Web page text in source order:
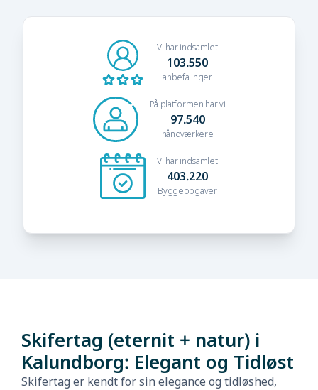
Vi har indsamlet
103.550
anbefalinger
På platformen har vi
97.540
håndværkere
Vi har indsamlet
403.220
Byggeopgaver
Skifertag (eternit + natur) i
Kalundborg: Elegant og Tidløst
Skifertag er kendt for sin elegance og tidløshed,